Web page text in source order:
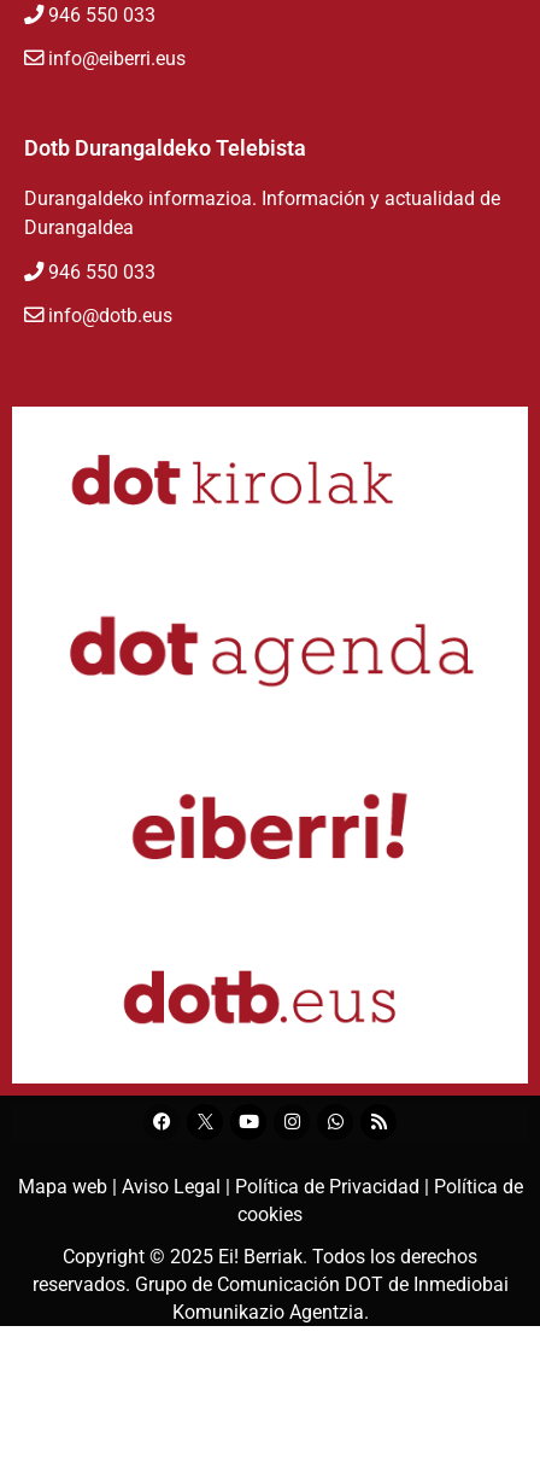
946 550 033
info@eiberri.eus
Dotb Durangaldeko Telebista
Durangaldeko informazioa. Información y actualidad de
Durangaldea
946 550 033
info@dotb.eus
Mapa web | Aviso Legal | Política de Privacidad | Política de
cookies
Copyright © 2025 Ei! Berriak. Todos los derechos
reservados. Grupo de Comunicación DOT de Inmediobai
Komunikazio Agentzia.